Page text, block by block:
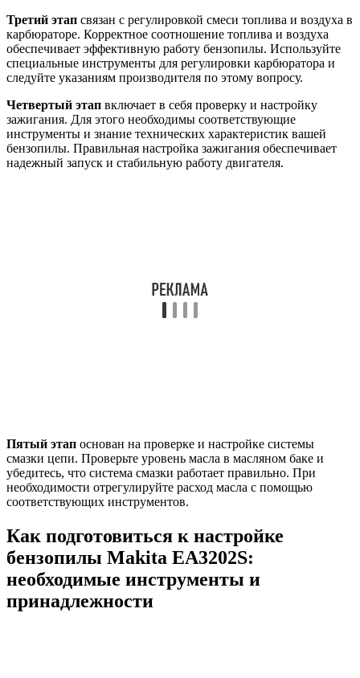
Третий этап связан с регулировкой смеси топлива и воздуха в
карбюраторе. Корректное соотношение топлива и воздуха
обеспечивает эффективную работу бензопилы. Используйте
специальные инструменты для регулировки карбюратора и
следуйте указаниям производителя по этому вопросу.
Четвертый этап включает в себя проверку и настройку
зажигания. Для этого необходимы соответствующие
инструменты и знание технических характеристик вашей
бензопилы. Правильная настройка зажигания обеспечивает
надежный запуск и стабильную работу двигателя.
Пятый этап основан на проверке и настройке системы
смазки цепи. Проверьте уровень масла в масляном баке и
убедитесь, что система смазки работает правильно. При
необходимости отрегулируйте расход масла с помощью
соответствующих инструментов.
Как подготовиться к настройке
бензопилы Makita EA3202S:
необходимые инструменты и
принадлежности